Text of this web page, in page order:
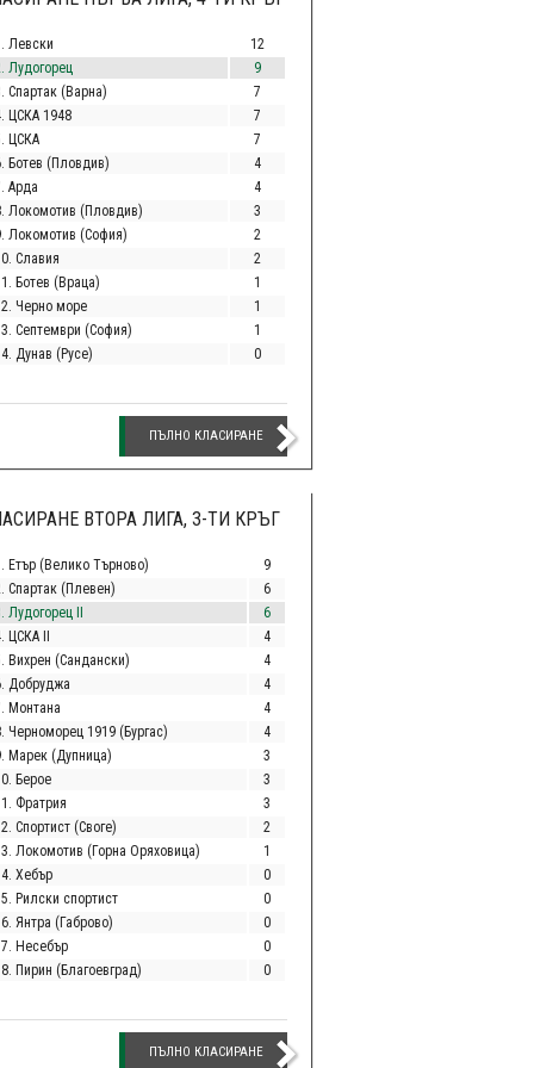
Левски
12
Лудогорец
9
Спартак (Варна)
7
ЦСКА 1948
7
ЦСКА
7
Ботев (Пловдив)
4
Арда
4
Локомотив (Пловдив)
3
Локомотив (София)
2
Славия
2
Ботев (Враца)
1
Черно море
1
Септември (София)
1
Дунав (Русе)
0
ПЪЛНО КЛАСИРАНЕ
ВТОРА ЛИГА, 3-ТИ КРЪГ
Етър (Велико Търново)
9
Спартак (Плевен)
6
Лудогорец II
6
ЦСКА II
4
Вихрен (Сандански)
4
Добруджа
4
Монтана
4
Черноморец 1919 (Бургас)
4
Марек (Дупница)
3
Берое
3
Фратрия
3
Спортист (Своге)
2
Локомотив (Горна Оряховица)
1
Хебър
0
Рилски спортист
0
Янтра (Габрово)
0
Несебър
0
Пирин (Благоевград)
0
ПЪЛНО КЛАСИРАНЕ